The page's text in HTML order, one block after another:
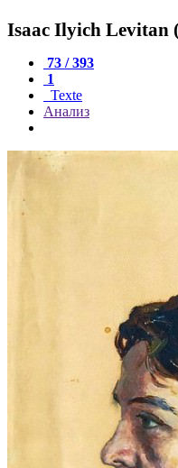
Isaac Ilyich Levitan
73 / 393
1
Texte
Анализ